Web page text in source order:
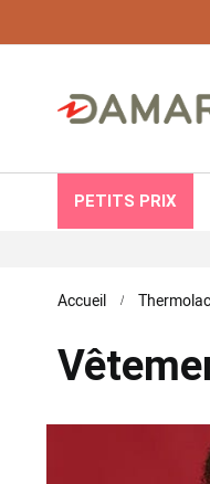
PETITS PRIX
Accueil